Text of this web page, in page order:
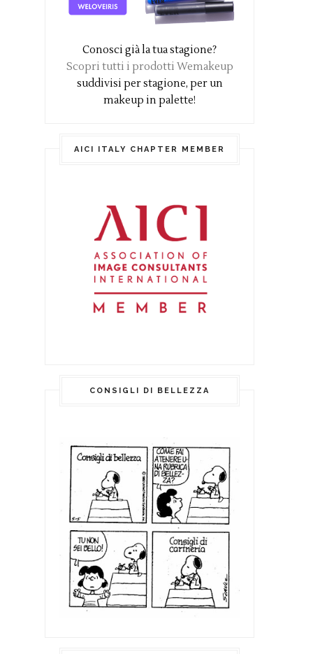
Conosci già la tua stagione?
Scopri tutti i prodotti Wemakeup
suddivisi per stagione, per un
makeup in palette!
AICI ITALY CHAPTER MEMBER
CONSIGLI DI BELLEZZA